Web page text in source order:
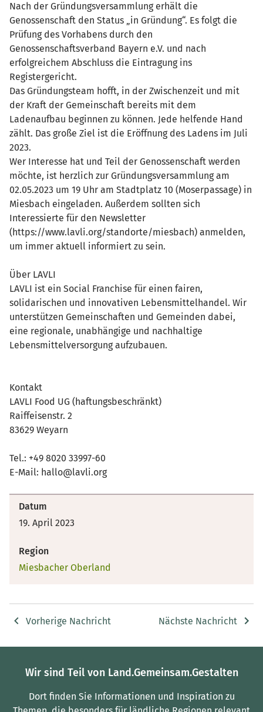
Nach der Gründungsversammlung erhält die
Genossenschaft den Status „in Gründung“. Es folgt die
Prüfung des Vorhabens durch den
Genossenschaftsverband Bayern e.V. und nach
erfolgreichem Abschluss die Eintragung ins
Registergericht.
Das Gründungsteam hofft, in der Zwischenzeit und mit
der Kraft der Gemeinschaft bereits mit dem
Ladenaufbau beginnen zu können. Jede helfende Hand
zählt. Das große Ziel ist die Eröffnung des Ladens im Juli
2023.
Wer Interesse hat und Teil der Genossenschaft werden
möchte, ist herzlich zur Gründungsversammlung am
02.05.2023 um 19 Uhr am Stadtplatz 10 (Moserpassage) in
Miesbach eingeladen. Außerdem sollten sich
Interessierte für den Newsletter
(https://www.lavli.org/standorte/miesbach) anmelden,
um immer aktuell informiert zu sein.
Über LAVLI
LAVLI ist ein Social Franchise für einen fairen,
solidarischen und innovativen Lebensmittelhandel. Wir
unterstützen Gemeinschaften und Gemeinden dabei,
eine regionale, unabhängige und nachhaltige
Lebensmittelversorgung aufzubauen.
Kontakt
LAVLI Food UG (haftungsbeschränkt)
Raiffeisenstr. 2
83629 Weyarn
Tel.: +49 8020 33997-60
E-Mail: hallo@lavli.org
Datum
19. April 2023
Region
Miesbacher Oberland
Vorherige Nachricht Nächste Nachricht
Wir sind Teil von Land.Gemeinsam.Gestalten
Dort finden Sie Informationen und Inspiration zu